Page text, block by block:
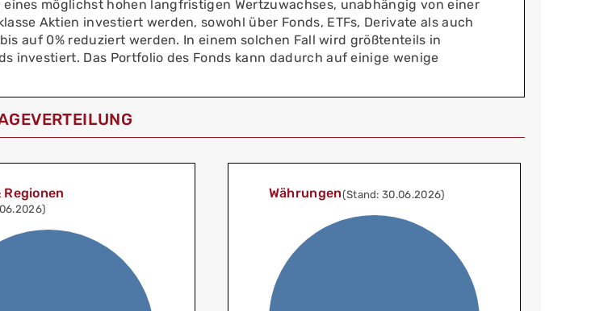
möglichst hohen langfristigen Wertzuwachses, unabhängig von einer
Aktien investiert werden, sowohl über Fonds, ETFs, Derivate als auch
auf 0% reduziert werden. In einem solchen Fall wird größtenteils in
investiert. Das Portfolio des Fonds kann dadurch auf einige wenige
Währungen(Stand: 30.06.2026)